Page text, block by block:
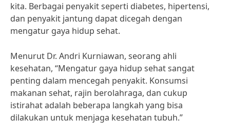
kita. Berbagai penyakit seperti diabetes, hipertensi,
dan penyakit jantung dapat dicegah dengan
mengatur gaya hidup sehat.
Menurut Dr. Andri Kurniawan, seorang ahli
kesehatan, “Mengatur gaya hidup sehat sangat
penting dalam mencegah penyakit. Konsumsi
makanan sehat, rajin berolahraga, dan cukup
istirahat adalah beberapa langkah yang bisa
dilakukan untuk menjaga kesehatan tubuh.”